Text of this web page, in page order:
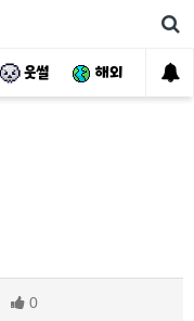
웃썰 해외 핫
0